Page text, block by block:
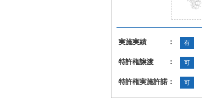
実施実績 ： 有
特許権譲渡 ： 可
特許権実施許諾： 可